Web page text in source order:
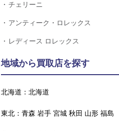
チェリーニ
アンティーク・ロレックス
レディース ロレックス
地域から買取店を探す
北海道： 北海道
東北： 青森 岩手 宮城 秋田 山形 福島